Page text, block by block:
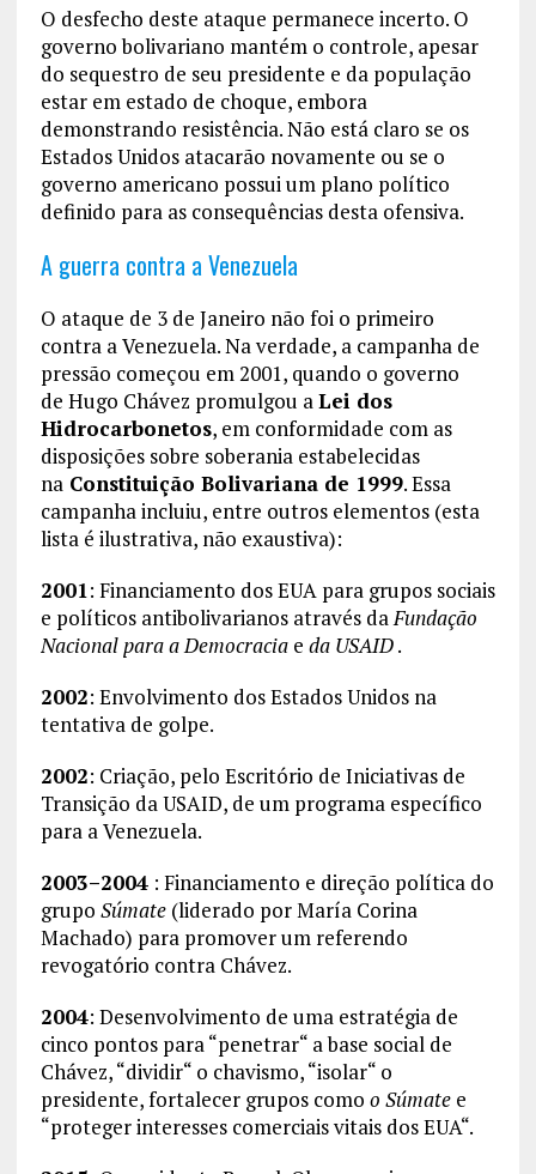
O desfecho deste ataque permanece incerto. O
governo bolivariano mantém o controle, apesar
do sequestro de seu presidente e da população
estar em estado de choque, embora
demonstrando resistência. Não está claro se os
Estados Unidos atacarão novamente ou se o
governo americano possui um plano político
definido para as consequências desta ofensiva.
A guerra contra a Venezuela
O ataque de 3 de Janeiro não foi o primeiro
contra a Venezuela. Na verdade, a campanha de
pressão começou em 2001, quando o governo
de Hugo Chávez promulgou aLei dos
Hidrocarbonetos, em conformidade com as
disposições sobre soberania estabelecidas
naConstituição Bolivariana de 1999. Essa
campanha incluiu, entre outros elementos (esta
lista é ilustrativa, não exaustiva):
2001: Financiamento dos EUA para grupos sociais
e políticos antibolivarianos através daFundação
Nacional para a Democraciae da USAID.
2002: Envolvimento dos Estados Unidos na
tentativa de golpe.
2002: Criação, pelo Escritório de Iniciativas de
Transição da USAID, de um programa específico
para a Venezuela.
2003–2004: Financiamento e direção política do
grupo Súmate(liderado por María Corina
Machado) para promover um referendo
revogatório contra Chávez.
2004: Desenvolvimento de uma estratégia de
cinco pontos para “penetrar“ a base social de
Chávez, “dividir“ o chavismo, “isolar“ o
presidente, fortalecer grupos como o Súmatee
“proteger interesses comerciais vitais dos EUA“.